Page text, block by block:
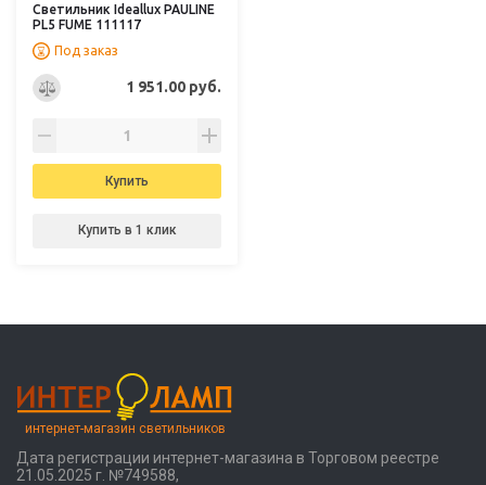
Светильник Ideallux PAULINE
PL5 FUME 111117
Под заказ
1 951.00 руб.
Купить
Купить в 1 клик
интернет-магазин светильников
Дата регистрации интернет-магазина в Торговом реестре
21.05.2025 г. №749588,